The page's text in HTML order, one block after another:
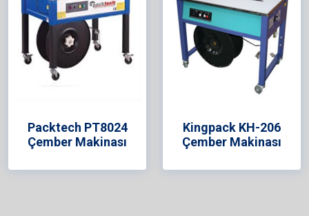
Packtech PT8024
Çember Makinası
Kingpack KH-206
Çember Makinası